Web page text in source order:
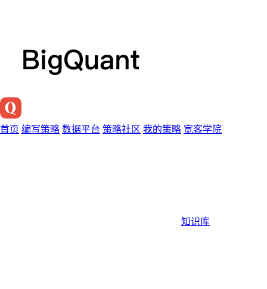
首页 编写策略 数据平台 策略社区 我的策略 宽客学院
知识库